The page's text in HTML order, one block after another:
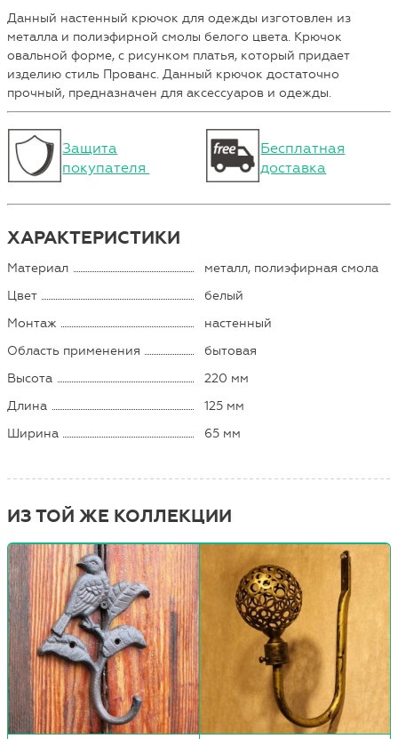
Данный настенный крючок для одежды изготовлен из
металла и полиэфирной смолы белого цвета. Крючок
овальной форме, с рисунком платья, который придает
изделию стиль Прованс. Данный крючок достаточно
прочный, предназначен для аксессуаров и одежды.
Защита
покупателя
Бесплатная
доставка
ХАРАКТЕРИСТИКИ
Материал
металл, полиэфирная смола
Цвет
белый
Монтаж
настенный
Область применения
бытовая
Высота
220 мм
Длина
125 мм
Ширина
65 мм
ИЗ ТОЙ ЖЕ КОЛЛЕКЦИИ